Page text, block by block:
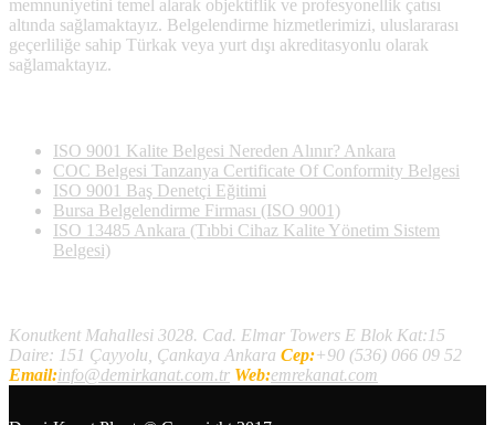
memnuniyetini temel alarak objektiflik ve profesyonellik çatısı
altında sağlamaktayız. Belgelendirme hizmetlerimizi, uluslararası
geçerliliğe sahip Türkak veya yurt dışı akreditasyonlu olarak
sağlamaktayız.
ISO 9001 Kalite Belgesi Nereden Alınır? Ankara
COC Belgesi Tanzanya Certificate Of Conformity Belgesi
ISO 9001 Baş Denetçi Eğitimi
Bursa Belgelendirme Firması (ISO 9001)
ISO 13485 Ankara (Tıbbi Cihaz Kalite Yönetim Sistem
Belgesi)
Konutkent Mahallesi 3028. Cad. Elmar Towers E Blok Kat:15
Daire: 151 Çayyolu, Çankaya Ankara Cep:+90 (536) 066 09 52
Email:info@demirkanat.com.tr Web:emrekanat.com